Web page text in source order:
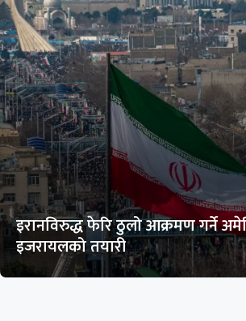
इरानविरुद्ध फेरि ठुलो आक्रमण गर्ने
इजरायलको तयारी